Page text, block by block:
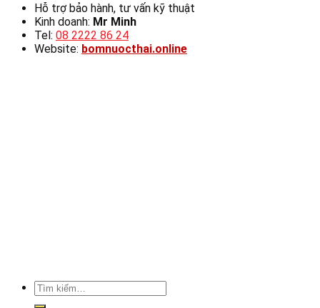
Hỗ trợ bảo hành, tư vấn kỹ thuật
Kinh doanh: Mr Minh
Tel: 08 2222 86 24
Website: bomnuocthai.online
Tìm
kiếm: